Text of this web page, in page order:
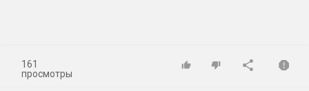
161
просмотры